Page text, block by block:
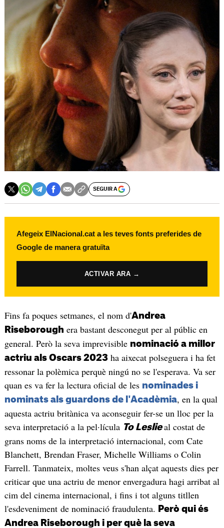
SEGUIR A
Afegeix ElNacional.cat a les teves fonts preferides de
Google de manera gratuïta
ACTIVAR ARA →
Fins fa poques setmanes, el nom d'Andrea
Riseborough era bastant desconegut per al públic en
general. Però la seva imprevisible nominació a millor
actriu als Oscars 2023ha aixecat polseguera i ha fet
ressonar la polèmica perquè ningú no se l'esperava. Va ser
quan es va fer la lectura oficial de les nominades i
nominats als guardons de l'Acadèmia, en la qual
aquesta actriu britànica va aconseguir fer-se un lloc per la
seva interpretació a la pel·lícula To Leslie al costat de
grans noms de la interpretació internacional, com Cate
Blanchett, Brendan Fraser, Michelle Williams o Colin
Farrell. Tanmateix, moltes veus s'han alçat aquests dies per
criticar que una actriu de menor envergadura hagi arribat al
cim del cinema internacional, i fins i tot alguns titllen
l'esdeveniment de nominació fraudulenta.
Però qui és
Andrea Riseborough i per què la seva